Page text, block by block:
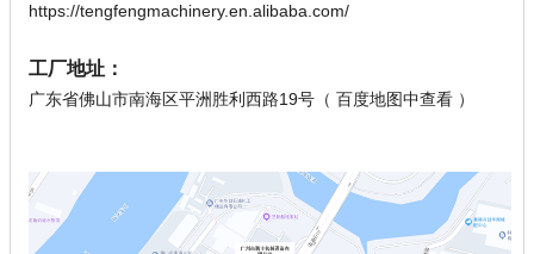
https://tengfengmachinery.en.alibaba.com/
工厂地址：
广东省佛山市南海区平洲胜利西路19号（ 百度地图中查看 ）